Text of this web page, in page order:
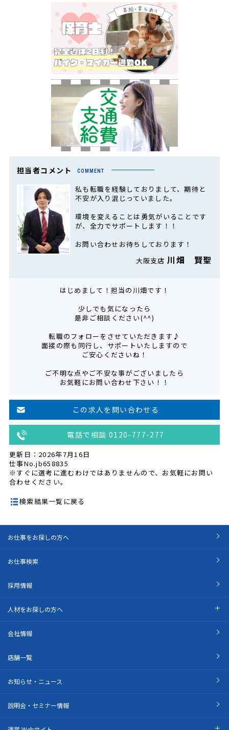
担当者コメント COMMENT
私も転職を経験しておりまして、期待と
不安が入り混じっていました。
環境を変えることは勇気がいることです
が、全力でサポートします！！
お問い合わせお待ちしております！
大阪支店川畑 賢聖
はじめまして！担当の川畑です！
少しでも気になったら
是非ご相談ください(^^)
転職のフォローをさせていただきます♪
面接の際も同行し、サポートいたしますので
ご安心くださいね！
ご不明な点やご不安な事がございましたら
お気軽にお問い合わせ下さい！！
この求人を問い合わせる
電話で相談 0120-777-277
更新日：2026年7月16日
仕事No.jb658835
※すぐに選考に進むわけではありませんので、お気軽にお問い
合わせください。
検索結果一覧に戻る
お仕事をお探しの方へ
お仕事検索
採用情報
人材をお探しの方へ
会社情報
店舗一覧
お知らせ・ニュース
説明会・セミナー情報